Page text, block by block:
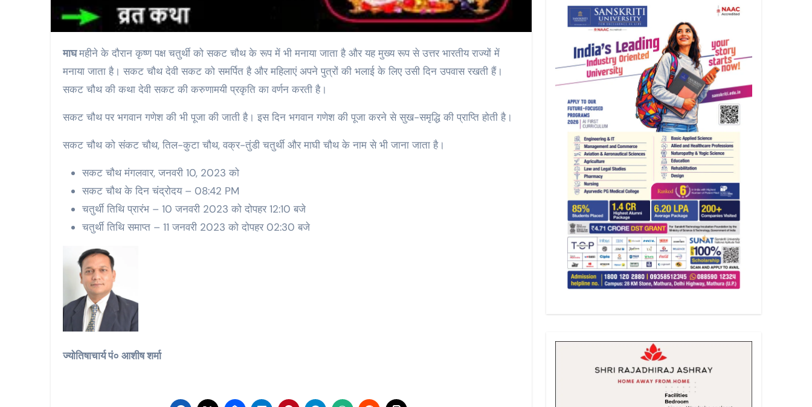
माघमहीने के दौरान कृष्ण पक्ष चतुर्थी को सकट चौथ के रूप में भी मनाया जाता है और यह मुख्य रूप से उत्तर भारतीय राज्यों में
मनाया जाता है। सकट चौथ देवी सकट को समर्पित है और महिलाएं अपने पुत्रों की भलाई के लिए उसी दिन उपवास रखती हैं।
सकट चौथ की कथा देवी सकट की करुणामयी प्रकृति का वर्णन करती है।
सकट चौथ पर भगवान गणेश की भी पूजा की जाती है। इस दिन भगवान गणेश की पूजा करने से सुख-समृद्धि की प्राप्ति होती है।
सकट चौथ को संकट चौथ, तिल-कुटा चौथ, वक्र-तुंडी चतुर्थी और माघी चौथ के नाम से भी जाना जाता है।
सकट चौथ मंगलवार, जनवरी 10, 2023 को
सकट चौथ के दिन चंद्रोदय – 08:42 PM
चतुर्थी तिथि प्रारंभ – 10 जनवरी 2023 को दोपहर 12:10 बजे
चतुर्थी तिथि समाप्त – 11 जनवरी 2023 को दोपहर 02:30 बजे
ज्योतिषाचार्य पं० आशीष शर्मा